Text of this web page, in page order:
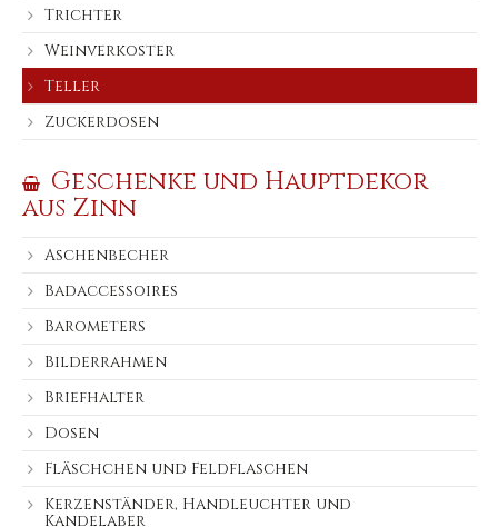
Trichter
Weinverkoster
Teller
Zuckerdosen
Geschenke und Hauptdekor
aus Zinn
Aschenbecher
Badaccessoires
Barometers
Bilderrahmen
Briefhalter
Dosen
Fläschchen und Feldflaschen
Kerzenständer, Handleuchter und
Kandelaber